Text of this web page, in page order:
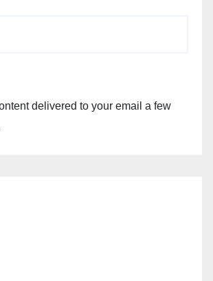
delivered to your email a few